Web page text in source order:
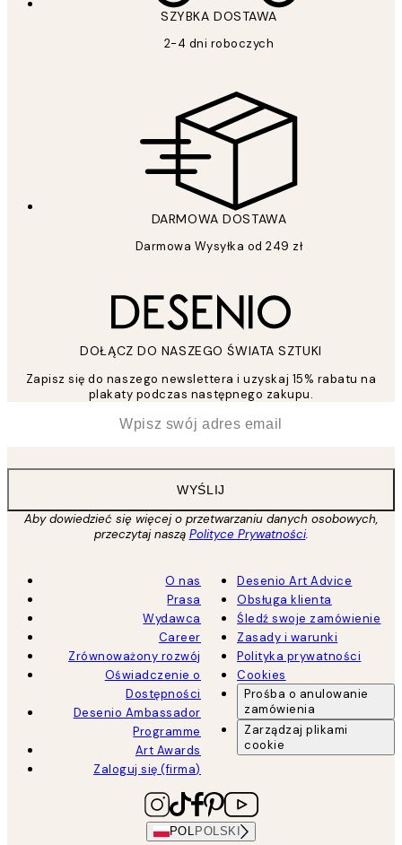
SZYBKA DOSTAWA
2-4 dni roboczych
DARMOWA DOSTAWA
Darmowa Wysyłka od 249 zł
DOŁĄCZ DO NASZEGO ŚWIATA SZTUKI
Zapisz się do naszego newslettera i uzyskaj 15% rabatu na
plakaty podczas następnego zakupu.
WYŚLIJ
Aby dowiedzieć się więcej o przetwarzaniu danych osobowych,
przeczytaj naszą Polityce Prywatności.
O nas
Prasa
Wydawca
Career
Zrównoważony rozwój
Oświadczenie o
Dostępności
Desenio Ambassador
Programme
Art Awards
Zaloguj się (firma)
Desenio Art Advice
Obsługa klienta
Śledź swoje zamówienie
Zasady i warunki
Polityka prywatności
Cookies
Prośba o anulowanie
zamówienia
Zarządzaj plikami
cookie
POL POLSKI